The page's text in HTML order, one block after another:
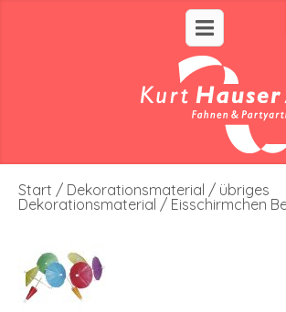
Start / Dekorationsmaterial / übriges
Dekorationsmaterial / Eisschirmchen